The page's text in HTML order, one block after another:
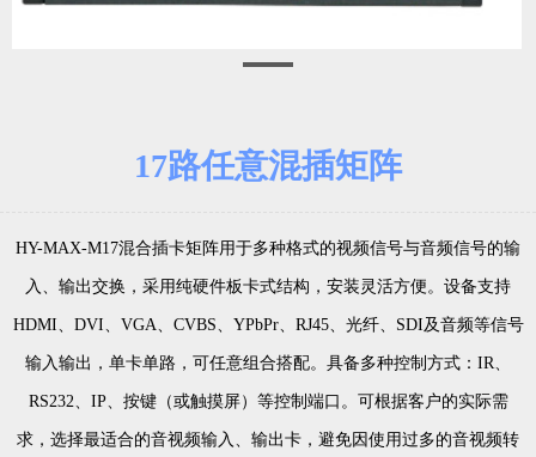
17路任意混插矩阵
HY-MAX-M17混合插卡矩阵用于多种格式的视频信号与音频信号的输
入、输出交换，采用纯硬件板卡式结构，安装灵活方便。设备支持
HDMI、DVI、VGA、CVBS、YPbPr、RJ45、光纤、SDI及音频等信号
输入输出，单卡单路，可任意组合搭配。具备多种控制方式：IR、
RS232、IP、按键（或触摸屏）等控制端口。可根据客户的实际需
求，选择最适合的音视频输入、输出卡，避免因使用过多的音视频转